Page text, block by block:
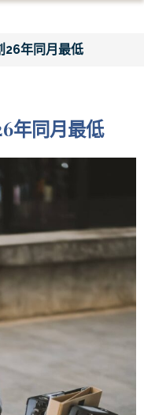
26年同月最低
年同月最低